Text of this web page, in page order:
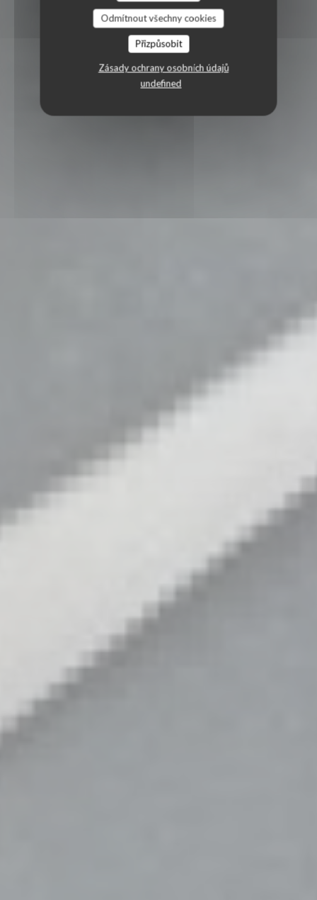
Odmítnout všechny cookies
Přizpůsobit
Zásady ochrany osobních údajů
undefined